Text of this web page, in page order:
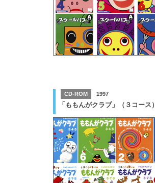
CD-ROM 1997
「ももんがクラブ」（３コース）